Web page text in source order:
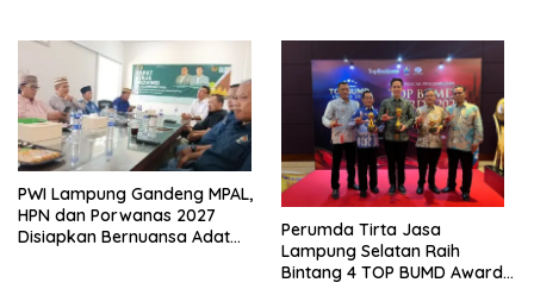
PWI Lampung Gandeng MPAL,
HPN dan Porwanas 2027
Disiapkan Bernuansa Adat
Perumda Tirta Jasa
Lampung Selatan Raih
Bintang 4 TOP BUMD Awards